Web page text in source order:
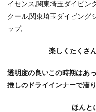
楽しくたくさ
透明度の良いこの時期はあ
推しのドライインナーで潜
ほんと